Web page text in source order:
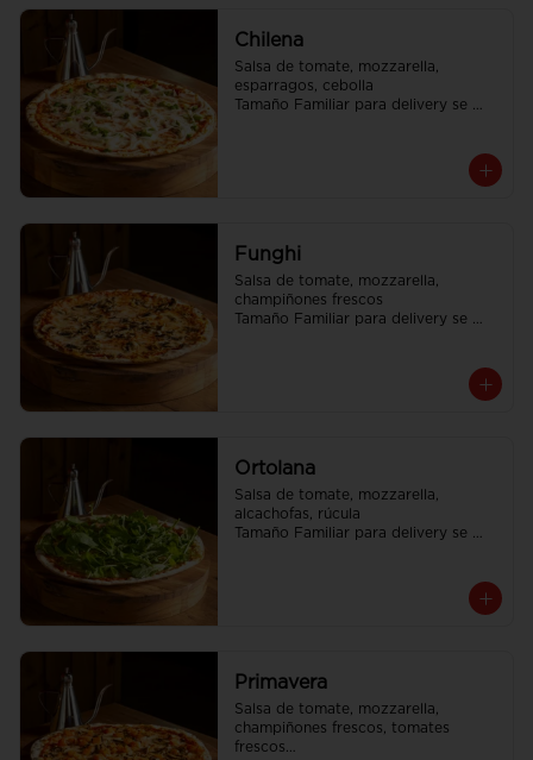
Chilena
Salsa de tomate, mozzarella,
esparragos, cebolla
Tamaño Familiar para delivery se
Funghi
Salsa de tomate, mozzarella,
champiñones frescos
Tamaño Familiar para delivery se
Ortolana
Salsa de tomate, mozzarella,
alcachofas, rúcula
Tamaño Familiar para delivery se
Primavera
Salsa de tomate, mozzarella,
champiñones frescos, tomates
frescos